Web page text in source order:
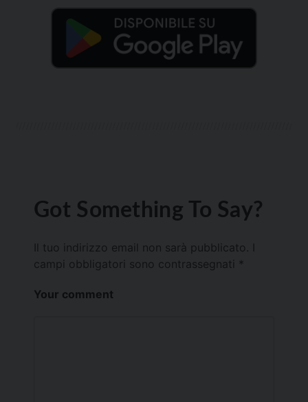
Got Something To Say?
Il tuo indirizzo email non sarà pubblicato.
campi obbligatori sono contrassegnati *
Your comment